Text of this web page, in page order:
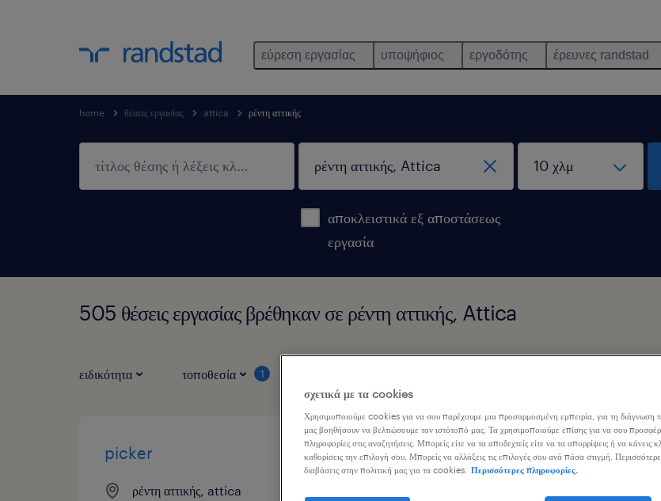
εύρεση εργασίας υποψήφιος εργοδότης έρευνες randstad
home θέσεις εργασίας attica ρέντη αττικής
αποκλειστικά εξ αποστάσεως
εργασία
505 θέσεις εργασίας βρέθηκαν σε ρέντη αττικής, Attica
ειδικότητα τοποθεσία 1
picker
ρέντη αττικής, attica
οδηγός σούπερ μάρκετ
σχετικά με τα cookies
Χρησιμοποιούμε cookies για να σου παρέχουμε μια προσαρμοσμένη εμπειρία, για τη διάγνωση
μας βοηθήσουν να βελτιώσουμε τον ιστότοπό μας. Τα χρησιμοποιούμε επίσης για να σου
πληροφορίες στις αναζητήσεις. Μπορείς είτε να τα αποδεχτείς είτε να τα απορρίψεις ή να
καθορίσεις την επιλογή σου. Μπορείς να αλλάξεις τις επιλογές σου ανά πάσα στιγμή.
διαβάσεις στην πολιτική μας για τα cookies.
Περισσότερες πληροφορίες.